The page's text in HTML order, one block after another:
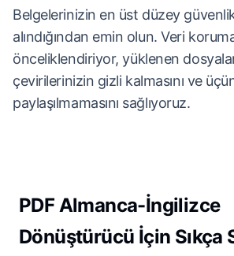
Belgelerinizin en üst düzey
alındığından emin olun. Veri
önceliklendiriyor, yüklenen
çevirilerinizin gizli kalmasını ve
paylaşılmamasını sağlıyoruz.
PDF Almanca-İngilizce
Dönüştürücü İçin Sıkça